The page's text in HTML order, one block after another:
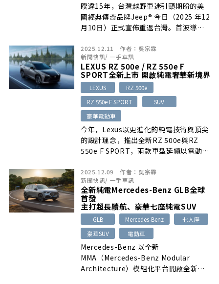
睽違15年，台灣越野車迷引頸期盼的美
國經典傳奇品牌Jeep® 今日（2025 年12
月10日）正式宣佈重返台灣。首波導入
Rubicon兩種等級。並在「美國進口關
稅假設為 0%」之前提下，訂出209.8萬
及239.8萬元預售價。
2025.12.11 作者： 吳宗霖
新聞快訊/ 一手車訊
LEXUS RZ 500e / RZ 550e F
SPORT全新上市 開啟純電奢華新境界
LEXUS
RZ 500e
RZ 550e F SPORT
SUV
豪華電動車
今年，Lexus以更進化的純電技術與頂尖
的設計理念，推出全新RZ 500e與RZ
550e F SPORT，兩款車型延續以電動車
礎，帶來更充沛的動能輸出、更敏捷的操
控回饋與更靜謐奢華的座艙體驗，開創
Lexus在豪華純電SUV領域的全新境界。
2025.12.09 作者： 吳宗霖
新聞快訊/ 一手車訊
全新純電Mercedes-Benz GLB全球
首發
主打超長續航、豪華七座純電SUV
GLB Mercedes-Benz
七人座
豪華SUV
電動車
Mercedes-Benz 以全新
MMA（Mercedes-Benz Modular
Architecture）模組化平台開啟全新世